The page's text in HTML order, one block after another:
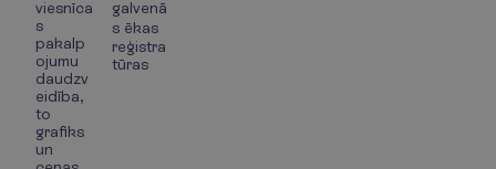
viesnīca
s
pakalp
ojumu
daudzv
eidība,
to
grafiks
un
galvenā
s ēkas
reģistra
tūras